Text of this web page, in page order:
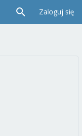
Zaloguj się